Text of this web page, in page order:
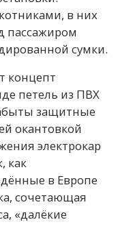
в них
пассажиром
сумки.
концепт
петель из ПВХ
защитные
окантовкой
электрокар
как
в Европе
сочетающая
«далёкие